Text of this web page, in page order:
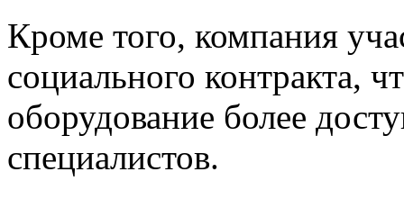
Кроме того, компания
социального контракта,
оборудование более
специалистов.